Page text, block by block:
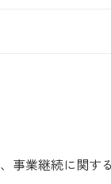
業継続に関す